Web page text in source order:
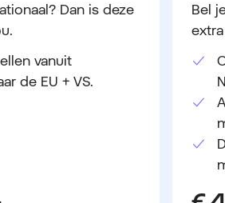
Dan is deze
vanuit
de EU + VS.
Bel